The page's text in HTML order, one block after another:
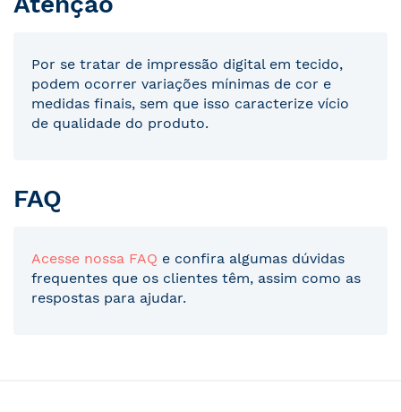
Por se tratar de impressão digital em tecido,
podem ocorrer variações mínimas de cor e
medidas finais, sem que isso caracterize vício
de qualidade do produto.
FAQ
Acesse nossa FAQ e confira algumas dúvidas
frequentes que os clientes têm, assim como as
respostas para ajudar.